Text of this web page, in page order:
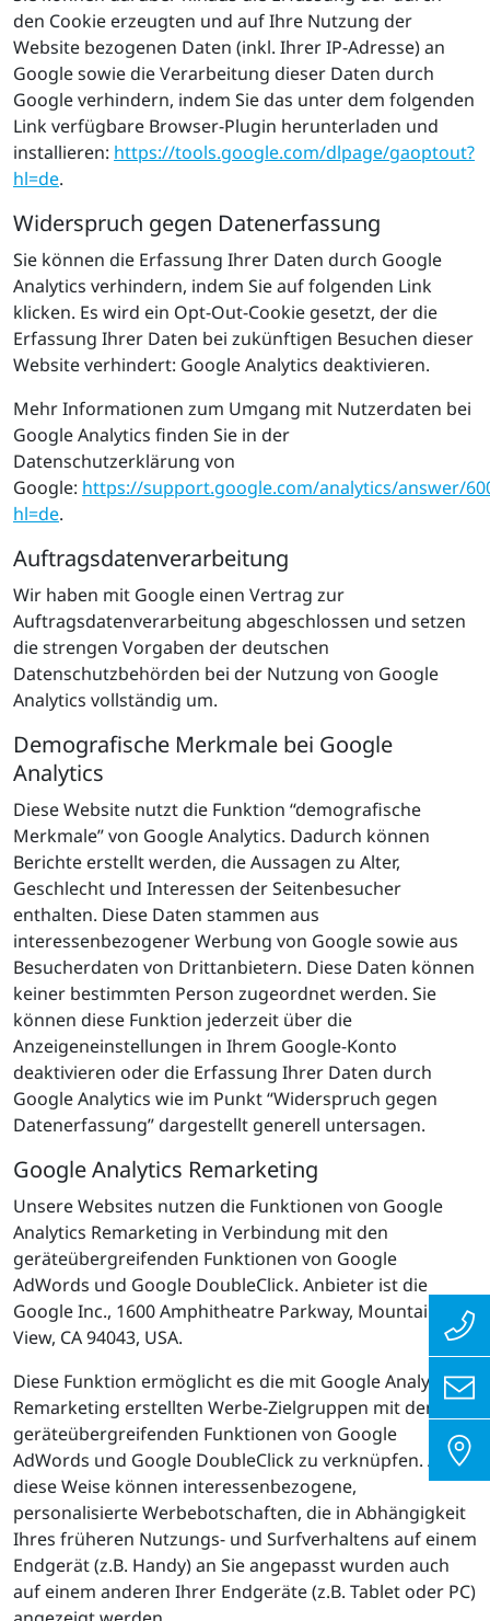
den Cookie erzeugten und auf Ihre Nutzung der
Website bezogenen Daten (inkl. Ihrer IP-Adresse) an
Google sowie die Verarbeitung dieser Daten durch
Google verhindern, indem Sie das unter dem folgenden
Link verfügbare Browser-Plugin herunterladen und
installieren: https://tools.google.com/dlpage/gaoptout?
hl=de.
Widerspruch gegen Datenerfassung
Sie können die Erfassung Ihrer Daten durch Google
Analytics verhindern, indem Sie auf folgenden Link
klicken. Es wird ein Opt-Out-Cookie gesetzt, der die
Erfassung Ihrer Daten bei zukünftigen Besuchen dieser
Website verhindert: Google Analytics deaktivieren.
Mehr Informationen zum Umgang mit Nutzerdaten bei
Google Analytics finden Sie in der
Datenschutzerklärung von
Google: https://support.google.com/analytics/answer/
hl=de.
Auftragsdatenverarbeitung
Wir haben mit Google einen Vertrag zur
Auftragsdatenverarbeitung abgeschlossen und setzen
die strengen Vorgaben der deutschen
Datenschutzbehörden bei der Nutzung von Google
Analytics vollständig um.
Demografische Merkmale bei Google
Analytics
Diese Website nutzt die Funktion “demografische
Merkmale” von Google Analytics. Dadurch können
Berichte erstellt werden, die Aussagen zu Alter,
Geschlecht und Interessen der Seitenbesucher
enthalten. Diese Daten stammen aus
interessenbezogener Werbung von Google sowie aus
Besucherdaten von Drittanbietern. Diese Daten können
keiner bestimmten Person zugeordnet werden. Sie
können diese Funktion jederzeit über die
Anzeigeneinstellungen in Ihrem Google-Konto
deaktivieren oder die Erfassung Ihrer Daten durch
Google Analytics wie im Punkt “Widerspruch gegen
Datenerfassung” dargestellt generell untersagen.
Google Analytics Remarketing
Unsere Websites nutzen die Funktionen von Google
Analytics Remarketing in Verbindung mit den
geräteübergreifenden Funktionen von Google
AdWords und Google DoubleClick. Anbieter ist die
Google Inc., 1600 Amphitheatre Parkway, Mountain
View, CA 94043, USA.
Diese Funktion ermöglicht es die mit Google Analytics
Remarketing erstellten Werbe-Zielgruppen mit den
geräteübergreifenden Funktionen von Google
AdWords und Google DoubleClick zu verknüpfen. Auf
diese Weise können interessenbezogene,
personalisierte Werbebotschaften, die in Abhängigkeit
Ihres früheren Nutzungs- und Surfverhaltens auf einem
Endgerät (z.B. Handy) an Sie angepasst wurden auch
auf einem anderen Ihrer Endgeräte (z.B. Tablet oder PC)